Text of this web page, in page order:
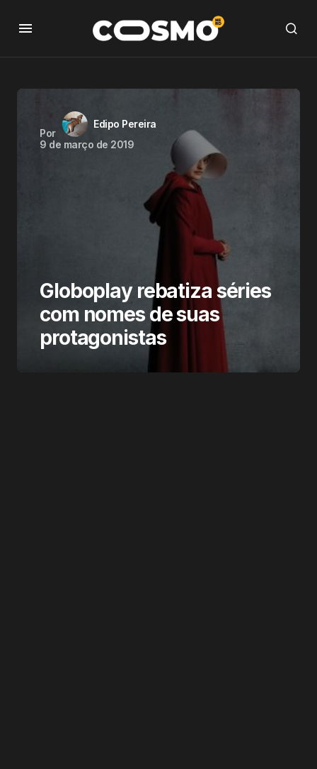
Por
Edipo Pereira
9 de março de 2019
Globoplay rebatiza séries
com nomes de suas
protagonistas